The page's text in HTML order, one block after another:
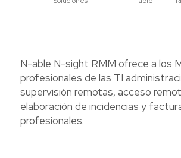
N-able N-sight RMM ofrece a los
profesionales de las TI
supervisión remotas, acceso
elaboración de incidencias y
profesionales.